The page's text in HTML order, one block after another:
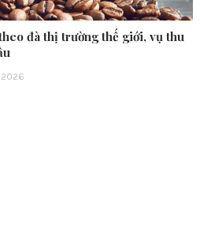
đà thị trường thế giới, vụ thu
2026